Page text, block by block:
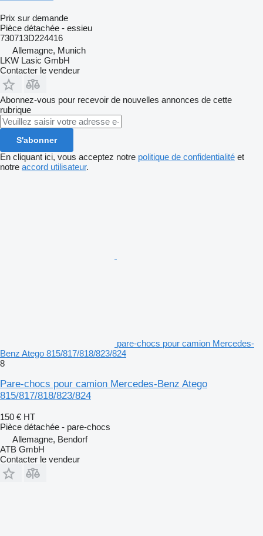
Prix sur demande
Pièce détachée - essieu
730713D224416
Allemagne, Munich
LKW Lasic GmbH
Contacter le vendeur
Abonnez-vous pour recevoir de nouvelles annonces de cette
rubrique
S'abonner
En cliquant ici, vous acceptez notre politique de confidentialité et
notre accord utilisateur.
pare-chocs pour camion Mercedes-
Benz Atego 815/817/818/823/824
8
Pare-chocs pour camion Mercedes-Benz Atego
815/817/818/823/824
150 € HT
Pièce détachée - pare-chocs
Allemagne, Bendorf
ATB GmbH
Contacter le vendeur